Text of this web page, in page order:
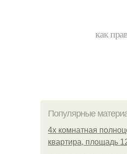
как
Популярные
4x комнатная
квартира, площадь